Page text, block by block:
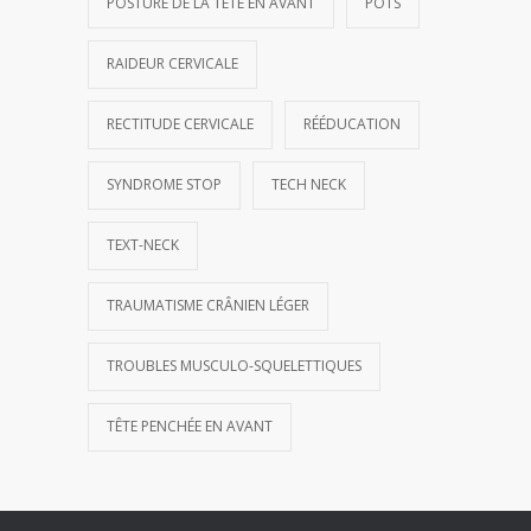
RAIDEUR CERVICALE
RECTITUDE CERVICALE RÉÉDUCATION
SYNDROME STOP TECH NECK
TEXT-NECK
TRAUMATISME CRÂNIEN LÉGER
TROUBLES MUSCULO-SQUELETTIQUES
TÊTE PENCHÉE EN AVANT